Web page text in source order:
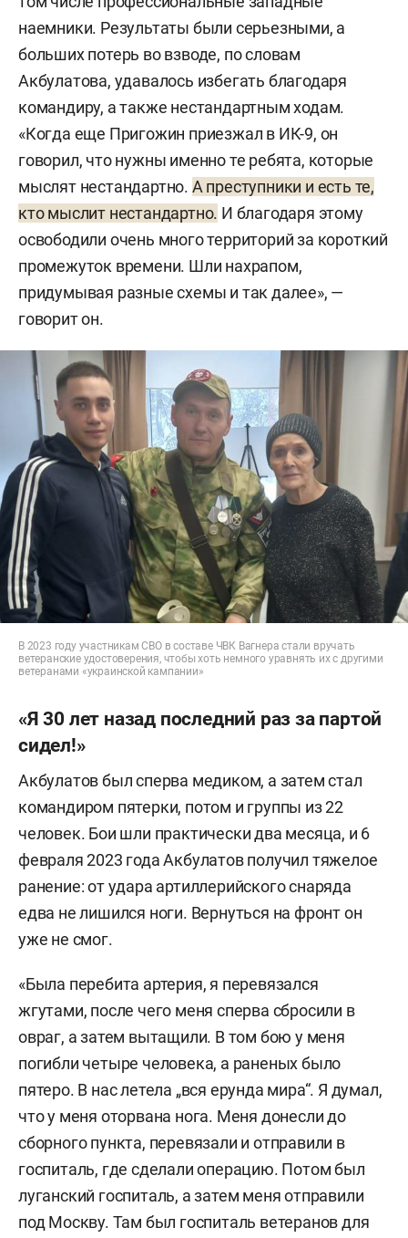
наемники. Результаты были серьезными, а
больших потерь во взводе, по словам
Акбулатова, удавалось избегать благодаря
командиру, а также нестандартным ходам.
«Когда еще Пригожин приезжал в ИК-9, он
говорил, что нужны именно те ребята, которые
мыслят нестандартно. А преступники и есть те,
кто мыслит нестандартно. И благодаря этому
освободили очень много территорий за короткий
промежуток времени. Шли нахрапом,
придумывая разные схемы и так далее», —
говорит он.
В 2023 году участникам СВО в составе ЧВК Вагнера стали вручать
ветеранские удостоверения, чтобы хоть немного уравнять их с другими
ветеранами «украинской кампании»
«Я 30 лет назад последний раз за партой
сидел!»
Акбулатов был сперва медиком, а затем стал
командиром пятерки, потом и группы из 22
человек. Бои шли практически два месяца, и 6
февраля 2023 года Акбулатов получил тяжелое
ранение: от удара артиллерийского снаряда
едва не лишился ноги. Вернуться на фронт он
уже не смог.
«Была перебита артерия, я перевязался
жгутами, после чего меня сперва сбросили в
овраг, а затем вытащили. В том бою у меня
погибли четыре человека, а раненых было
пятеро. В нас летела „вся ерунда мира“. Я думал,
что у меня оторвана нога. Меня донесли до
сборного пункта, перевязали и отправили в
госпиталь, где сделали операцию. Потом был
луганский госпиталь, а затем меня отправили
под Москву. Там был госпиталь ветеранов для